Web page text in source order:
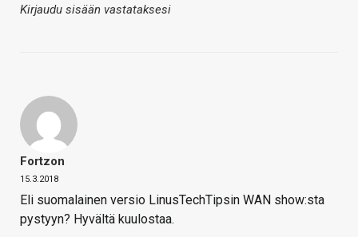
Kirjaudu sisään vastataksesi
Fortzon
15.3.2018
Eli suomalainen versio LinusTechTipsin WAN show:sta
pystyyn? Hyvältä kuulostaa.